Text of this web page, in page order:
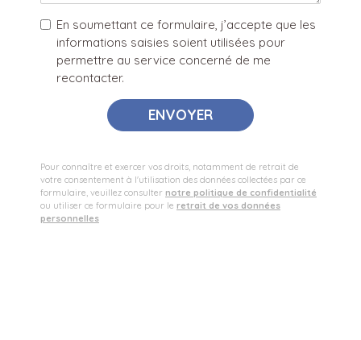
En soumettant ce formulaire, j’accepte que les
informations saisies soient utilisées pour
permettre au service concerné de me
recontacter.
ENVOYER
Pour connaître et exercer vos droits, notamment de retrait de
votre consentement à l'utilisation des données collectées par ce
formulaire, veuillez consulter notre politique de confidentialité
ou utiliser ce formulaire pour le retrait de vos données
personnelles